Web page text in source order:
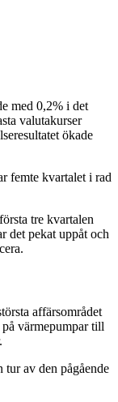
med 0,2% i det
valutakurser
ökade
femte kvartalet i rad
tre kvartalen
det pekat uppåt och
affärsområdet
värmepumpar till
tur av den pågående